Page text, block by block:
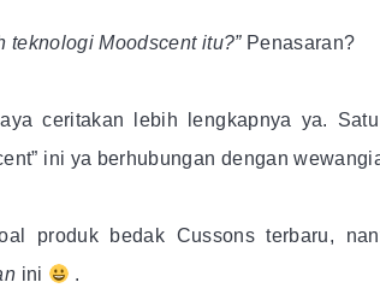
teknologi Moodscent itu?”Penasaran?
ceritakan lebih lengkapnya ya.
ini ya berhubungan dengan
produk bedak Cussons terbaru,
ini .